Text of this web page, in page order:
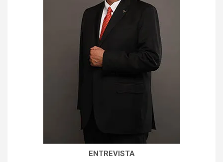
ENTREVISTA